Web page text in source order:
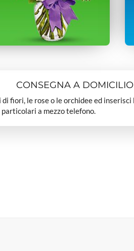
CONSEGNA A
fiori, le rose o le orchidee ed
a mezzo telefono.